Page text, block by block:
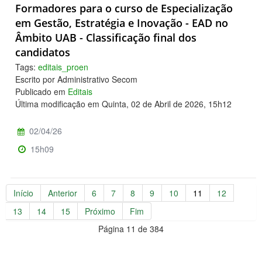
Formadores para o curso de Especialização
em Gestão, Estratégia e Inovação - EAD no
Âmbito UAB - Classificação final dos
candidatos
Tags: editais_proen
Escrito por Administrativo Secom
Publicado em Editais
Última modificação em Quinta, 02 de Abril de 2026, 15h12
02/04/26
15h09
Início Anterior 6 7 8 9 10 11
12
13
14 15 Próximo
Fim
Página 11 de 384